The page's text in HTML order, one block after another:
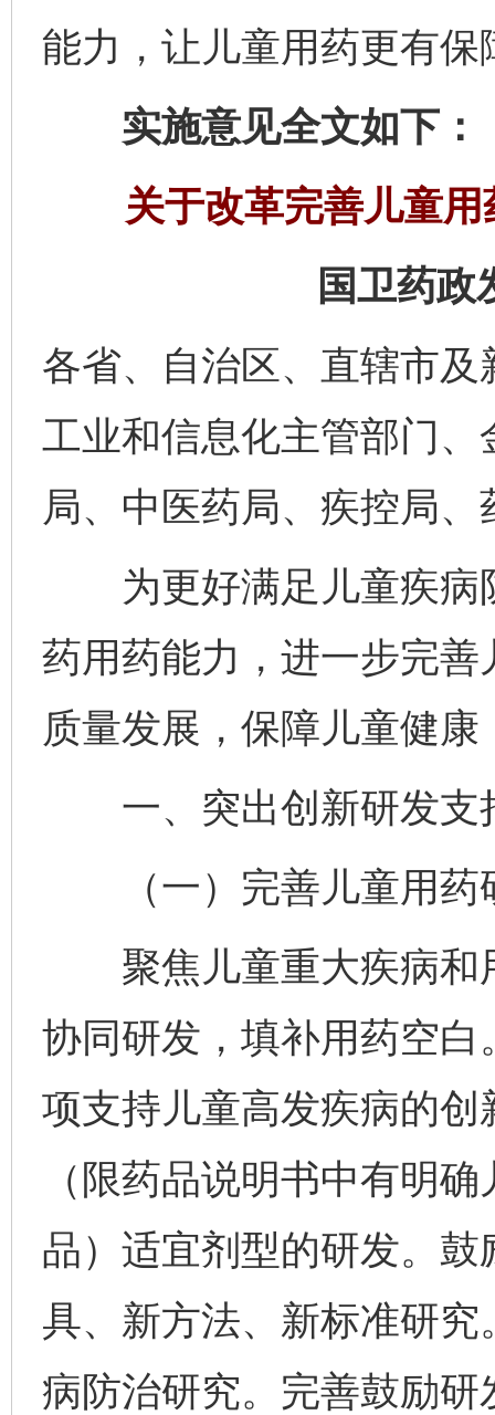
能力，让儿童用药更有保
实施意见全文如下：
关于改革完善儿童
国卫药政
各省、自治区、直辖市
工业和信息化主管部门
局、中医药局、疾控局、
为更好满足儿童疾病
药用药能力，进一步完
质量发展，保障儿童健
一、突出创新研发支
（一）完善儿童用药
聚焦儿童重大疾病和
协同研发，填补用药空
项支持儿童高发疾病的
（限药品说明书中有明
品）适宜剂型的研发。
具、新方法、新标准研
病防治研究。完善鼓励